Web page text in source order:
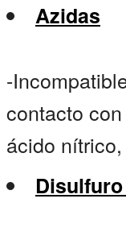
Azidas
-
contacto
ácido nítrico,